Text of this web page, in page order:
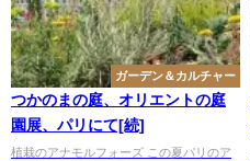
ガーデン＆カルチャー
つかのまの庭、オリエントの庭
園展、パリにて[続]
植栽のアナモルフォーズ この夏パリのア